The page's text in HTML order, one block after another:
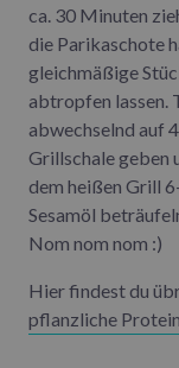
ca. 30 Minuten
die Parikaschote
gleichmäßige
abtropfen lassen.
abwechselnd auf
Grillschale geben
dem heißen Grill
Sesamöl
Nom nom nom :)
Hier findest du
pflanzliche